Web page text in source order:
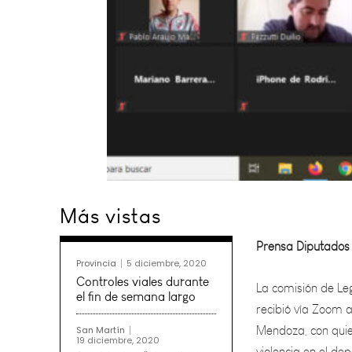
Más vistas
Provincia 5 diciembre, 2020
Controles viales durante
el fin de semana largo
San Martín
19 diciembre, 2020
La comisión de
recibió vía
Mendoza, con
violencia